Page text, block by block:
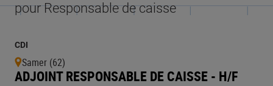
pour Responsable de caisse
CDI
Samer (62)
ADJOINT RESPONSABLE DE CAISSE - H/F